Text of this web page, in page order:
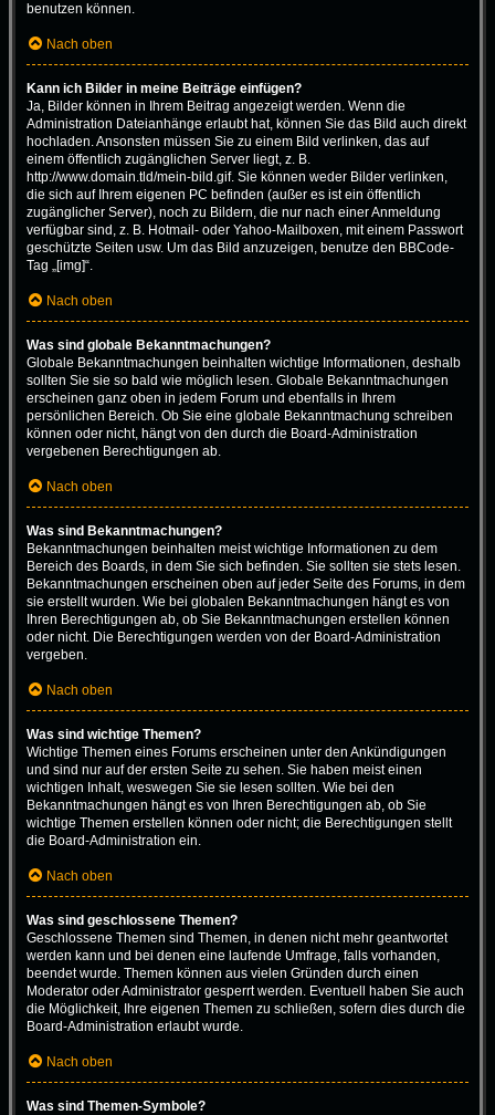
benutzen können.
Nach oben
Kann ich Bilder in meine Beiträge einfügen?
Ja, Bilder können in Ihrem Beitrag angezeigt werden. Wenn die
Administration Dateianhänge erlaubt hat, können Sie das Bild auch direkt
hochladen. Ansonsten müssen Sie zu einem Bild verlinken, das auf
einem öffentlich zugänglichen Server liegt, z. B.
http://www.domain.tld/mein-bild.gif. Sie können weder Bilder verlinken,
die sich auf Ihrem eigenen PC befinden (außer es ist ein öffentlich
zugänglicher Server), noch zu Bildern, die nur nach einer Anmeldung
verfügbar sind, z. B. Hotmail- oder Yahoo-Mailboxen, mit einem Passwort
geschützte Seiten usw. Um das Bild anzuzeigen, benutze den BBCode-
Tag „[img]“.
Nach oben
Was sind globale Bekanntmachungen?
Globale Bekanntmachungen beinhalten wichtige Informationen, deshalb
sollten Sie sie so bald wie möglich lesen. Globale Bekanntmachungen
erscheinen ganz oben in jedem Forum und ebenfalls in Ihrem
persönlichen Bereich. Ob Sie eine globale Bekanntmachung schreiben
können oder nicht, hängt von den durch die Board-Administration
vergebenen Berechtigungen ab.
Nach oben
Was sind Bekanntmachungen?
Bekanntmachungen beinhalten meist wichtige Informationen zu dem
Bereich des Boards, in dem Sie sich befinden. Sie sollten sie stets lesen.
Bekanntmachungen erscheinen oben auf jeder Seite des Forums, in dem
sie erstellt wurden. Wie bei globalen Bekanntmachungen hängt es von
Ihren Berechtigungen ab, ob Sie Bekanntmachungen erstellen können
oder nicht. Die Berechtigungen werden von der Board-Administration
vergeben.
Nach oben
Was sind wichtige Themen?
Wichtige Themen eines Forums erscheinen unter den Ankündigungen
und sind nur auf der ersten Seite zu sehen. Sie haben meist einen
wichtigen Inhalt, weswegen Sie sie lesen sollten. Wie bei den
Bekanntmachungen hängt es von Ihren Berechtigungen ab, ob Sie
wichtige Themen erstellen können oder nicht; die Berechtigungen stellt
die Board-Administration ein.
Nach oben
Was sind geschlossene Themen?
Geschlossene Themen sind Themen, in denen nicht mehr geantwortet
werden kann und bei denen eine laufende Umfrage, falls vorhanden,
beendet wurde. Themen können aus vielen Gründen durch einen
Moderator oder Administrator gesperrt werden. Eventuell haben Sie auch
die Möglichkeit, Ihre eigenen Themen zu schließen, sofern dies durch die
Board-Administration erlaubt wurde.
Nach oben
Was sind Themen-Symbole?